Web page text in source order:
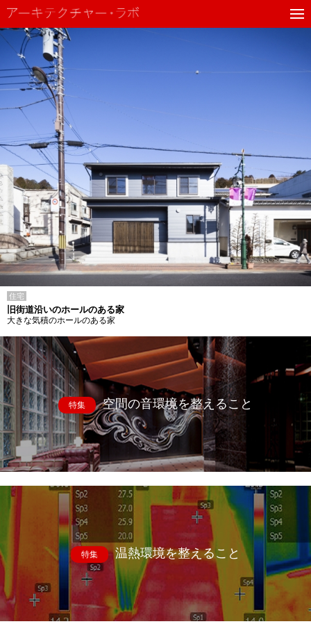
住宅
旧街道沿いのホールのある家
大きな気積のホールのある家
特集 空間の音環境を整えること
特集 温熱環境を整えること